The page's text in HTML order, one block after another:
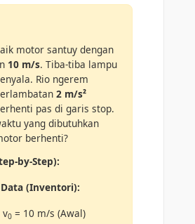
motor santuy dengan
10 m/s. Tiba-tiba lampu
Rio ngerem
2 m/s²
pas di garis stop.
yang dibutuhkan
berhenti?
by-Step):
(Inventori):
v0 = 10 m/s (Awal)